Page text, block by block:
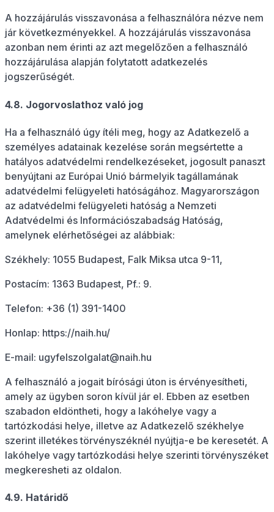
A hozzájárulás visszavonása a felhasználóra nézve nem
jár következményekkel. A hozzájárulás visszavonása
azonban nem érinti az azt megelőzően a felhasználó
hozzájárulása alapján folytatott adatkezelés
jogszerűségét.
4.8. Jogorvoslathoz való jog
Ha a felhasználó úgy ítéli meg, hogy az Adatkezelő a
személyes adatainak kezelése során megsértette a
hatályos adatvédelmi rendelkezéseket, jogosult panaszt
benyújtani az Európai Unió bármelyik tagállamának
adatvédelmi felügyeleti hatóságához. Magyarországon
az adatvédelmi felügyeleti hatóság a Nemzeti
Adatvédelmi és Információszabadság Hatóság,
amelynek elérhetőségei az alábbiak:
Székhely: 1055 Budapest, Falk Miksa utca 9-11,
Postacím: 1363 Budapest, Pf.: 9.
Telefon: +36 (1) 391-1400
Honlap: https://naih.hu/
E-mail: ugyfelszolgalat@naih.hu
A felhasználó a jogait bírósági úton is érvényesítheti,
amely az ügyben soron kívül jár el. Ebben az esetben
szabadon eldöntheti, hogy a lakóhelye vagy a
tartózkodási helye, illetve az Adatkezelő székhelye
szerint illetékes törvényszéknél nyújtja-e be keresetét. A
lakóhelye vagy tartózkodási helye szerinti törvényszéket
megkeresheti az oldalon.
4.9. Határidő